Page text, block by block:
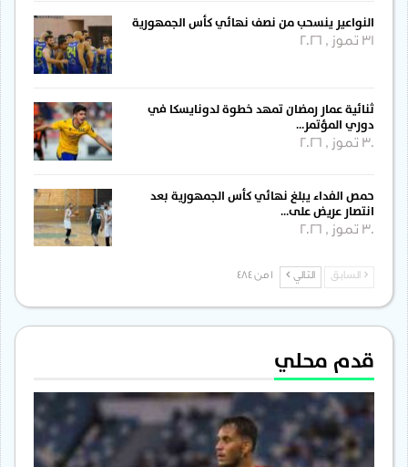
النواعير ينسحب من نصف نهائي كأس الجمهورية
31 تموز , 2026
ثنائية عمار رمضان تمهد خطوة لدونايسكا في
دوري المؤتمر…
30 تموز , 2026
حمص الفداء يبلغ نهائي كأس الجمهورية بعد
انتصار عريض على…
30 تموز , 2026
السابق التالي
قدم محلي